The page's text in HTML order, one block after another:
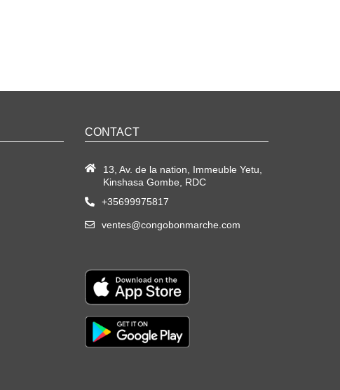
CONTACT
13, Av. de la nation, Immeuble Yetu,
Kinshasa Gombe, RDC
+35699975817
ventes@congobonmarche.com